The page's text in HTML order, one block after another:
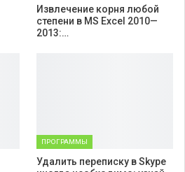
Извлечение корня любой
степени в MS Excel 2010—
2013:…
ПРОГРАММЫ
Удалить переписку в Skype